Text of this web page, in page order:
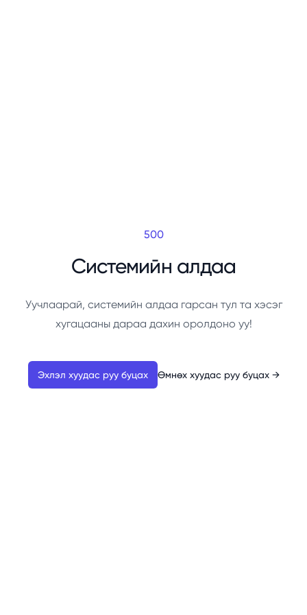
500
Системийн алдаа
Уучлаарай, системийн алдаа гарсан тул та хэсэг
хугацааны дараа дахин оролдоно уу!
Эхлэл хуудас руу буцах Өмнөх хуудас руу буцах →